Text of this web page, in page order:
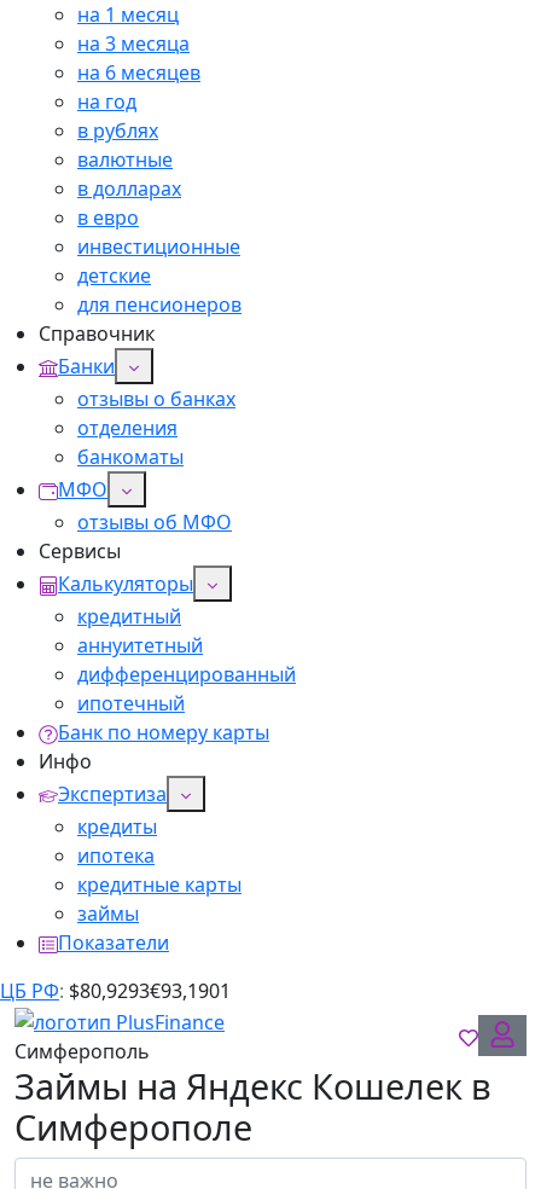
на 1 месяц
на 3 месяца
на 6 месяцев
на год
в рублях
валютные
в долларах
в евро
инвестиционные
детские
для пенсионеров
Справочник
Банки
отзывы о банках
отделения
банкоматы
МФО
отзывы об МФО
Сервисы
Калькуляторы
кредитный
аннуитетный
дифференцированный
ипотечный
Банк по номеру карты
Инфо
Экспертиза
кредиты
ипотека
кредитные карты
займы
Показатели
ЦБ РФ: $80,9293€93,1901
Симферополь
Займы на Яндекс Кошелек в
Симферополе